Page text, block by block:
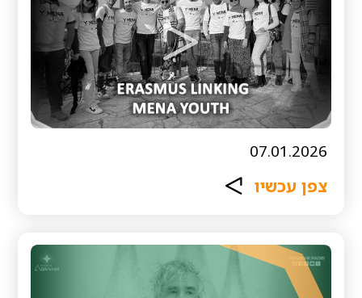
07.01.2026
צפן עכשיו